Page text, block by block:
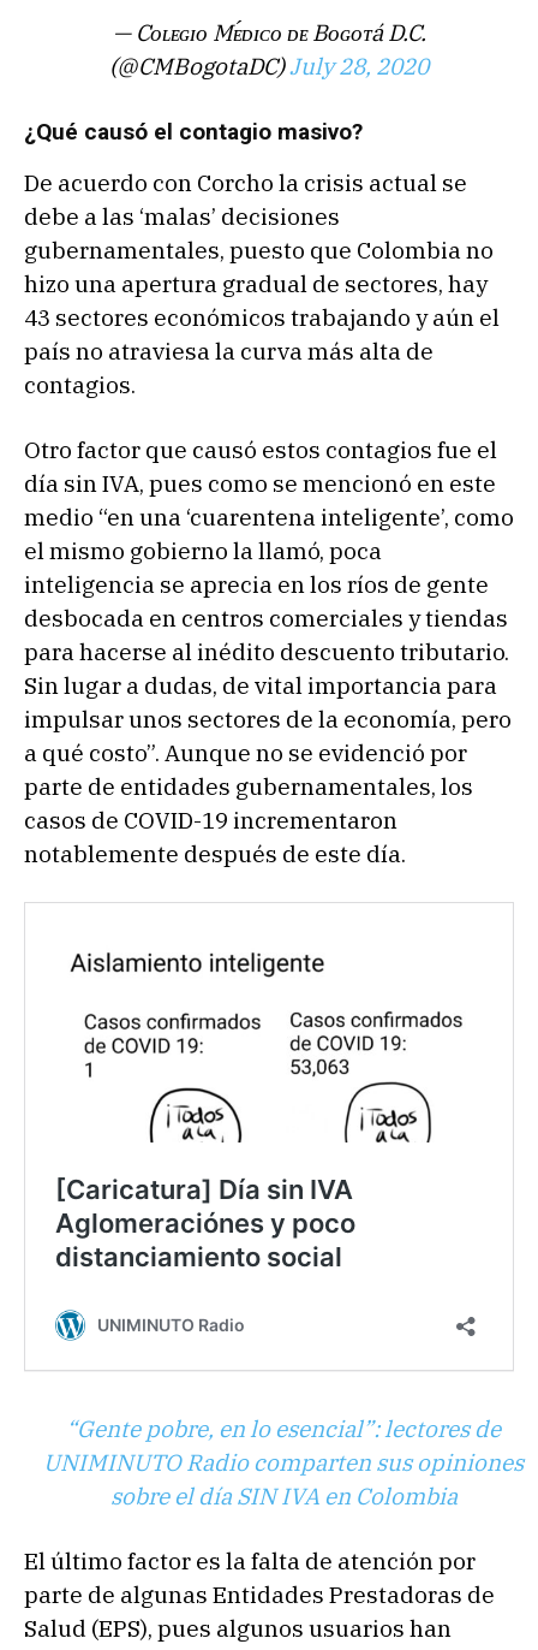
— Cᴏʟᴇɢɪᴏ Mᴇ́ᴅɪᴄᴏ ᴅᴇ Bᴏɢᴏᴛá D.C.
(@CMBogotaDC)July 28, 2020
¿Qué causó el contagio masivo?
De acuerdo con Corcho la crisis actual se
debe a las ‘malas’ decisiones
gubernamentales, puesto que Colombia no
hizo una apertura gradual de sectores, hay
43 sectores económicos trabajando y aún el
país no atraviesa la curva más alta de
contagios.
Otro factor que causó estos contagios fue el
día sin IVA, pues como se mencionó en este
medio “en una ‘cuarentena inteligente’, como
el mismo gobierno la llamó, poca
inteligencia se aprecia en los ríos de gente
desbocada en centros comerciales y tiendas
para hacerse al inédito descuento tributario.
Sin lugar a dudas, de vital importancia para
impulsar unos sectores de la economía, pero
a qué costo”. Aunque no se evidenció por
parte de entidades gubernamentales, los
casos de COVID-19 incrementaron
notablemente después de este día.
“Gente pobre, en lo esencial”: lectores de
UNIMINUTO Radio comparten sus opiniones
sobre el día SIN IVA en Colombia
El último factor es la falta de atención por
parte de algunas Entidades Prestadoras de
Salud (EPS), pues algunos usuarios han